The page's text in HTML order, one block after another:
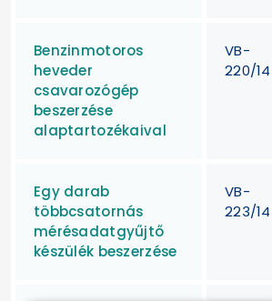
Benzinmotoros
heveder
csavarozógép
beszerzése
alaptartozékaival
VB-
220/14
Egy darab
többcsatornás
mérésadatgyűjtő
készülék beszerzése
VB-
223/14